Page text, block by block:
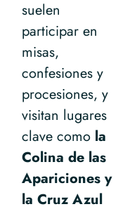
suelen
participar en
misas,
confesiones y
procesiones, y
visitan lugares
clave como la
Colina de las
Apariciones y
la Cruz Azul